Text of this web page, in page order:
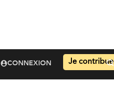
CONNEXION Je contribue